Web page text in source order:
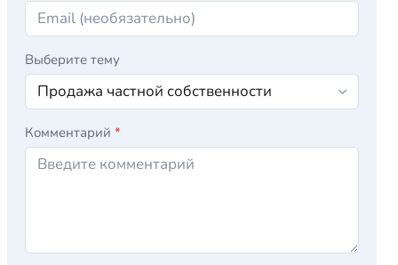
Выберите тему
Комментарий *